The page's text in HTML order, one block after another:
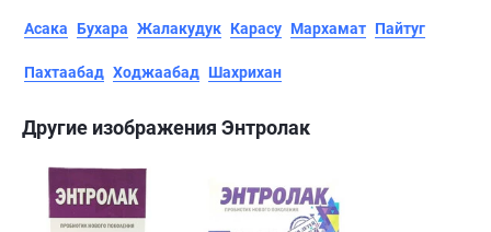
Асака Бухара Жалакудук Карасу Мархамат Пайтуг
Пахтаабад Ходжаабад Шахрихан
Другие изображения Энтролак